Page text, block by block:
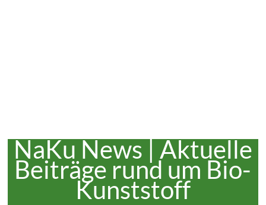
NaKu News | Aktuelle
Beiträge rund um Bio-
Kunststoff